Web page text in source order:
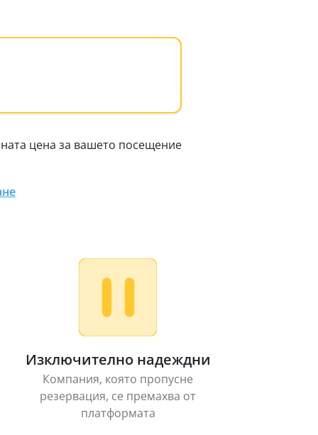
цена за вашето посещение
Изключително надеждни
Компания, която пропусне
резервация, се премахва от
платформата